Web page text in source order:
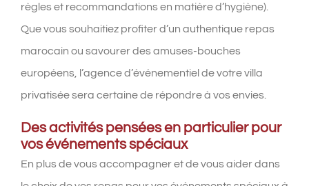
règles et recommandations en matière d’hygiène).
Que vous souhaitiez profiter d’un authentique repas
marocain ou savourer des amuses-bouches
européens, l’agence d’événementiel de votre villa
privatisée sera certaine de répondre à vos envies.
Des activités pensées en particulier pour
vos événements spéciaux
En plus de vous accompagner et de vous aider dans